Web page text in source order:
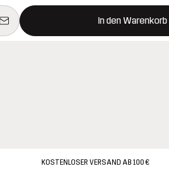
In den Warenkorb
öffnet ein Fenster und legt den neuen
KOSTENLOSER VERSAND AB 100 €